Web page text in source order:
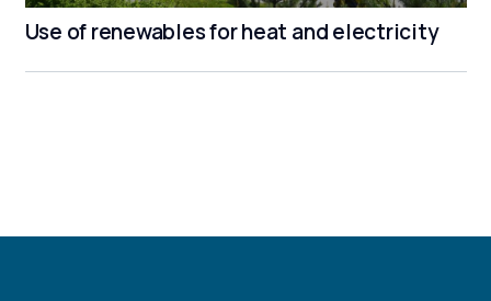
Use of renewables for heat and electricity